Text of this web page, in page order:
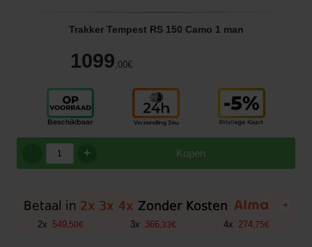
Trakker Tempest RS 150 Camo 1 man
1099 ,00€
Kopen
+
+
2x 549 50€ 3x 366 33€ 4x 274, 75€